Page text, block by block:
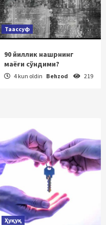
Таассуф
90 йиллик нашрнинг
маёғи сўндими?
4 kun oldin Behzod 219
Ҳуқуқ